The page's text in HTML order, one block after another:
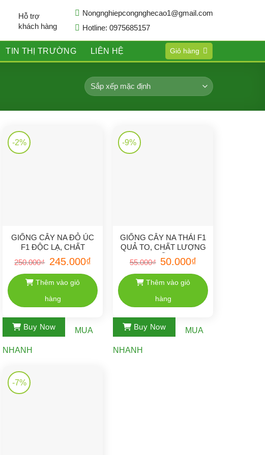
Hỗ trợ
khách hàng
Nongnghiepcongnghecao1@gmail.com
Hotline: 0975685157
TIN THỊ TRƯỜNG LIÊN HỆ Giỏ hàng
-2%
GIỐNG CÂY NA ĐỎ ÚC
F1 ĐỘC LẠ, CHẤT
LƯỢNG
250.000₫ Giá
gốc
là:
250.000₫.
245.000₫Giá
hiện
là:
245.000₫.
Thêm vào giỏ
hàng
Buy Now MUA
NHANH
-9%
GIỐNG CÂY NA THÁI F1
QUẢ TO, CHẤT LƯỢNG
TỐT
55.000₫ Giá
gốc
là:
55.000₫.
50.000₫
là:
50.000₫.
Thêm vào giỏ
hàng
Buy Now MUA
NHANH
-7%